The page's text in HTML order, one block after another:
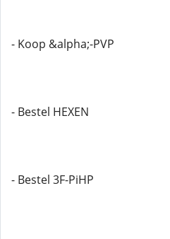
- Koop &alpha;-PVP
- Bestel HEXEN
- Bestel 3F-PiHP